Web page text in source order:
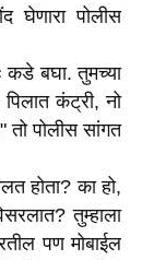
घेणारा पोलीस
कडे बघा. तुमच्या
पिलात कंट्री, नो
तो पोलीस सांगत
होता? का हो,
तुम्हाला
पण मोबाईल